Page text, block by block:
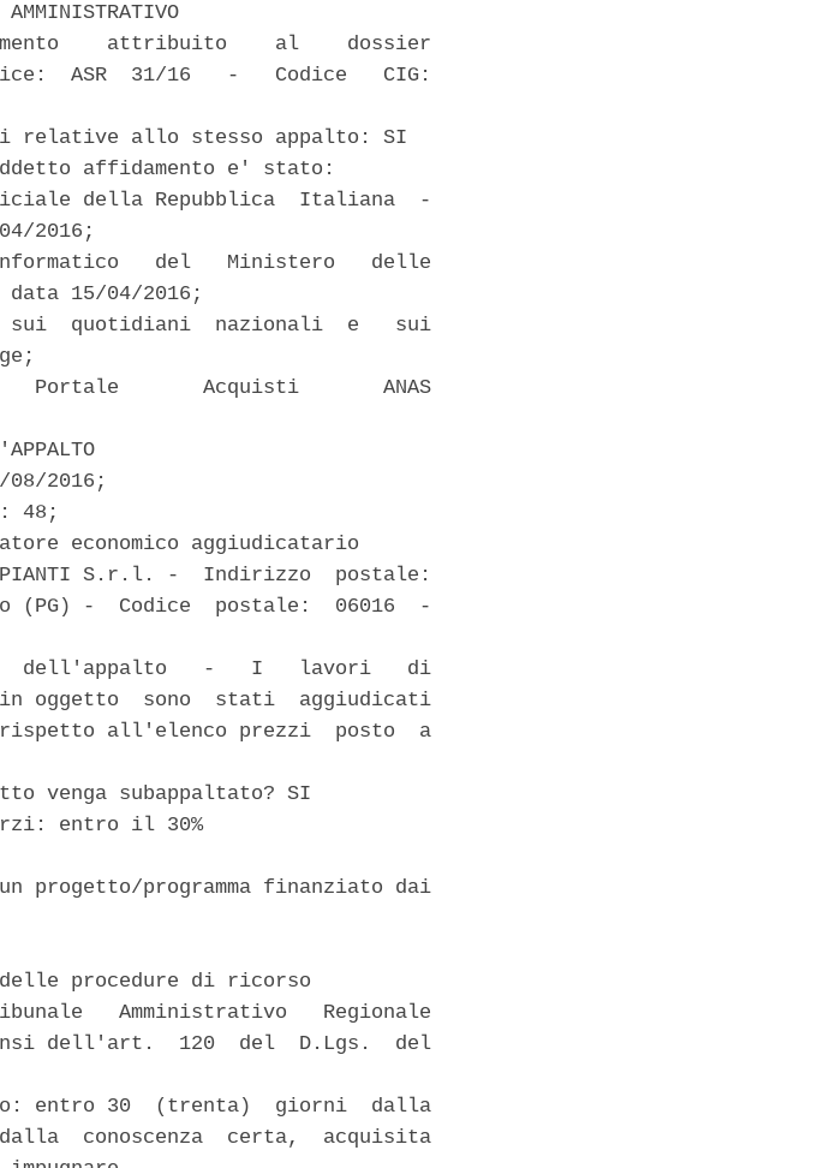
AMMINISTRATIVO
attribuito    al    dossier
ASR  31/16   -   Codice   CIG:
relative allo stesso appalto: SI
affidamento e' stato:
della Repubblica  Italiana  -
2016;
del   Ministero   delle
15/04/2016;
quotidiani  nazionali  e   sui
Portale       Acquisti       ANAS
08/2016;
48;
economico aggiudicatario
S.r.l. -  Indirizzo  postale:
-  Codice  postale:  06016  -
dell'appalto   -   I   lavori   di
in oggetto  sono  stati  aggiudicati
all'elenco prezzi  posto  a
venga subappaltato? SI
entro il 30%
progetto/programma finanziato dai
procedure di ricorso
Amministrativo   Regionale
dell'art.  120  del  D.Lgs.  del
entro 30  (trenta)  giorni  dalla
conoscenza  certa,  acquisita